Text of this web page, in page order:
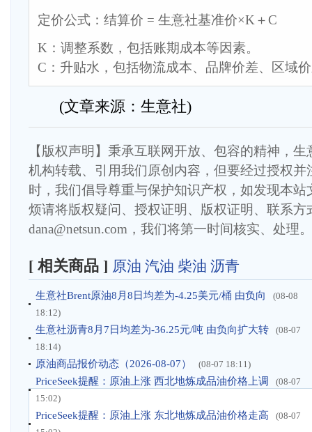
定价公式：结算价 = 生意社基准价×K＋C
K：调整系数，包括账期成本等因素。
C：升贴水，包括物流成本、品牌价差、区域
(文章来源：生意社)
【版权声明】秉承互联网开放、包容的精神，
机构转载、引用我们原创内容，但要经过授权并
时，我们倡导尊重与保护知识产权，如发现本
烦请将版权疑问、授权证明、版权证明、联系方
dana@netsun.com，我们将第一时间核实、处理。
[ 相关商品 ] 原油 汽油 柴油 沥青
生意社Brent原油8月8日均差为-4.25美元/桶 由负向
(08-08
18:12)
生意社沥青8月7日均差为-36.25元/吨 由负向扩大转
(08-07
18:14)
原油商品报价动态（2026-08-07） (08-07 18:11)
PriceSeek提醒：原油上涨 西北地炼成品油价格上调
(08-07
15:02)
PriceSeek提醒：原油上涨 东北地炼成品油价格走高
(08-07